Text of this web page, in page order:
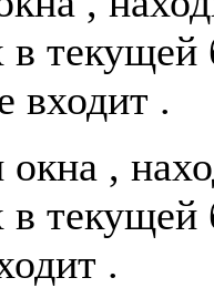
текущей
входит .
,
текущей
.